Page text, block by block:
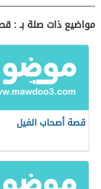
مواضيع ذات صلة بـ :
قصة أصحاب الفيل